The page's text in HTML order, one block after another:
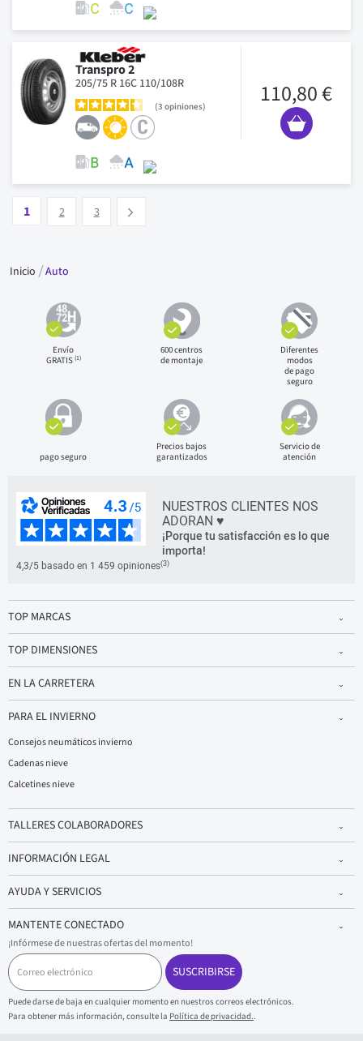
Transpro 2
205/75 R 16C 110/108R
3 opiniones 110,80 €
Vous lisez actuellement la page
1 2 3
Inicio Auto
Envío
GRATIS(1)
600 centros
de montaje
Diferentes
modos
de pago
seguro
pago seguro
Precios bajos
garantizados
Servicio de
atención
NUESTROS CLIENTES NOS
ADORAN ♥
¡Porque tu satisfacción es lo que
importa!
4,3/5 basado en 1 459 opiniones(3)
TOP MARCAS
TOP DIMENSIONES
EN LA CARRETERA
PARA EL INVIERNO
Consejos neumáticos invierno
Cadenas nieve
Calcetines nieve
TALLERES COLABORADORES
INFORMACIÓN LEGAL
AYUDA Y SERVICIOS
MANTENTE CONECTADO
¡Infórmese de nuestras ofertas del momento!
C
o
r
r
e
o
SUSCRIBIRSE
Puede darse de baja en cualquier momento en nuestros correos electrónicos.
Para obtener más información, consulte la Política de privacidad..